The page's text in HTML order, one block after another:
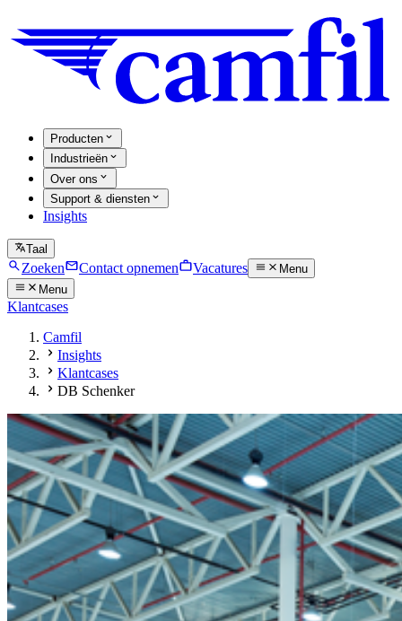
Producten
Industrieën
Over ons
Support & diensten
Insights
Taal
Zoeken Contact opnemen Vacatures
Menu
Menu
Klantcases
Camfil
Insights
Klantcases
DB Schenker